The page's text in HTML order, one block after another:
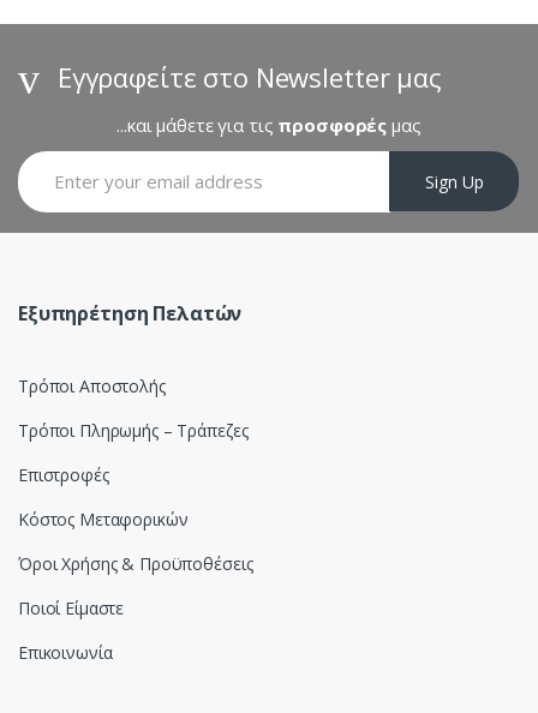
d
Εγγραφείτε στο Newsletter μας
...και μάθετε για τις προσφορές μας
Sign Up
Εξυπηρέτηση Πελατών
Τρόποι Αποστολής
Τρόποι Πληρωμής – Τράπεζες
Επιστροφές
Κόστος Μεταφορικών
Όροι Χρήσης & Προϋποθέσεις
Ποιοί Είμαστε
Επικοινωνία